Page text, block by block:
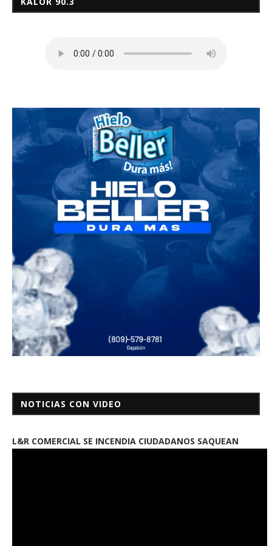
NOTICIAS CON VIDEO
L&R COMERCIAL SE INCENDIA CIUDADANOS SAQUEAN